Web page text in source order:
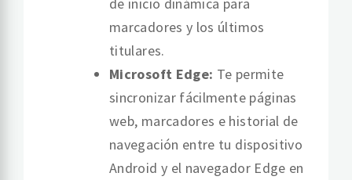
de inicio dinámica para
marcadores y los últimos
titulares.
Microsoft Edge: Te permite
sincronizar fácilmente páginas
web, marcadores e historial de
navegación entre tu dispositivo
Android y el navegador Edge en